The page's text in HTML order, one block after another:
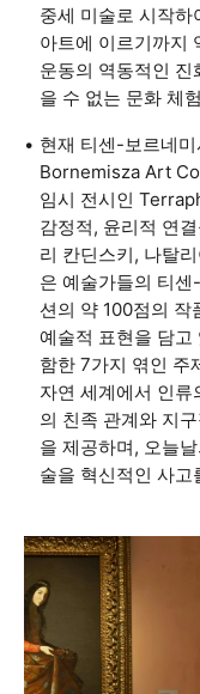
중세 미술로 시작
아트에 이르기까지
운동의 역동적인 진
을 수 없는 문화 체
현재 티센-보르네
Bornemisza Art
임시 전시인
감정적, 윤리적 연
리 칸딘스키, 나탈
은 예술가들의 티
션의 약 100점의 작
예술적 표현을 담고
함한 7가지 엮인 주
자연 세계에서 인
의 친족 관계와 지
을 제공하며, 오늘
술을 혁신적인 사